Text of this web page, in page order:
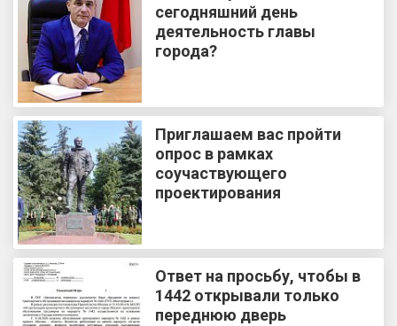
сегодняшний день
деятельность главы
города?
Приглашаем вас пройти
опрос в рамках
соучаствующего
проектирования
Ответ на просьбу, чтобы в
1442 открывали только
переднюю дверь